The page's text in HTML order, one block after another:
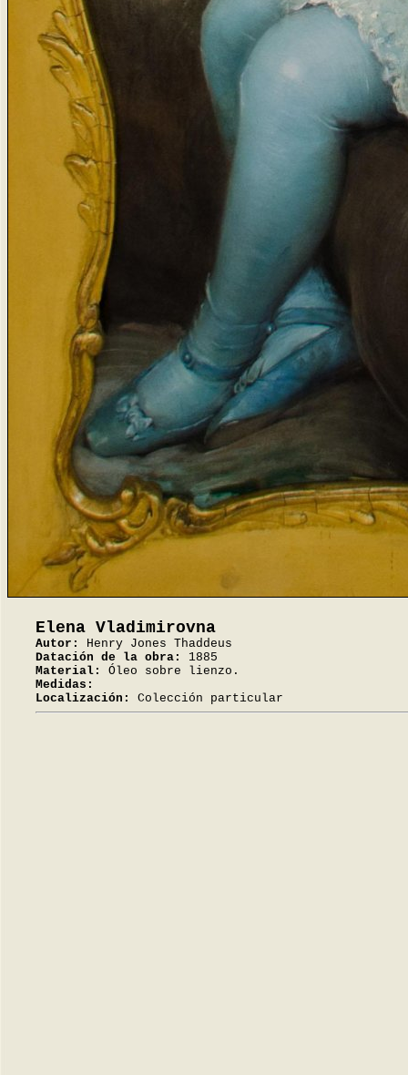
Elena Vladimirovna
Autor:
Henry Jones Thaddeus
Datación de la obra:
1885
Material:
Óleo sobre lienzo.
Medidas:
Localización:
Colección particular